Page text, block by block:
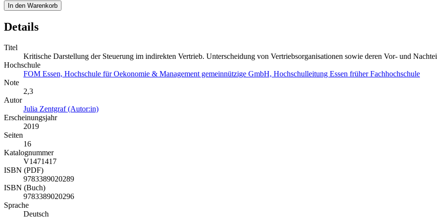
In den Warenkorb
Details
Titel
Kritische Darstellung der Steuerung im indirekten Vertrieb. Unterscheidung von Vertriebsorganisationen sowie deren Vor- und
Hochschule
FOM Essen, Hochschule für Oekonomie & Management gemeinnützige GmbH, Hochschulleitung Essen früher Fachhochschule
Note
2,3
Autor
Julia Zentgraf (Autor:in)
Erscheinungsjahr
2019
Seiten
16
Katalognummer
V1471417
ISBN (PDF)
9783389020289
ISBN (Buch)
9783389020296
Sprache
Deutsch